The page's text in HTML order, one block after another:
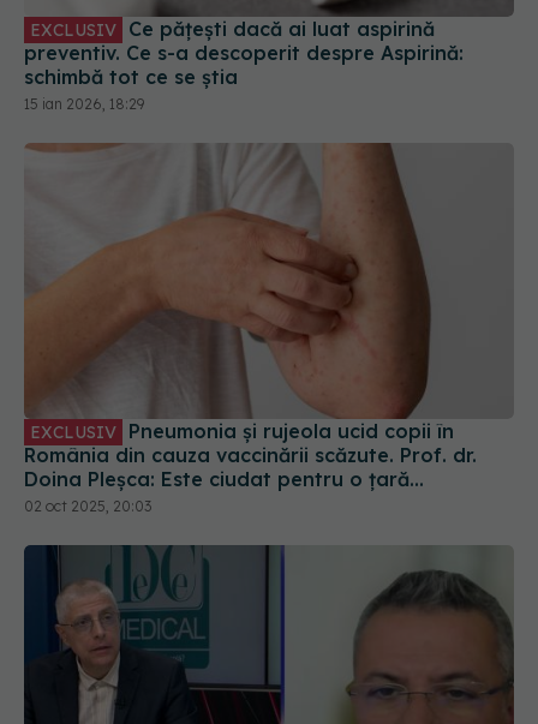
EXCLUSIV
preventiv. Ce s-a descoperit despre Aspirină:
schimbă tot ce se știa
15 ian 2026, 18:29
EXCLUSIV
România din cauza vaccinării scăzute. Prof. dr.
Doina Pleșca: Este ciudat pentru o țară
europeană
02 oct 2025, 20:03